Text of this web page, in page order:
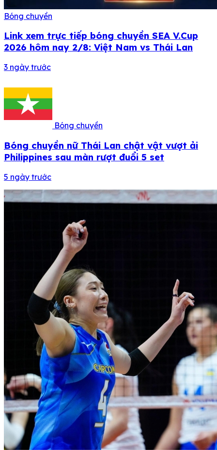
Bóng chuyền
Link xem trực tiếp bóng chuyền SEA V.Cup
2026 hôm nay 2/8: Việt Nam vs Thái Lan
3 ngày trước
Bóng chuyền
Bóng chuyền nữ Thái Lan chật vật vượt ải
Philippines sau màn rượt đuổi 5 set
5 ngày trước